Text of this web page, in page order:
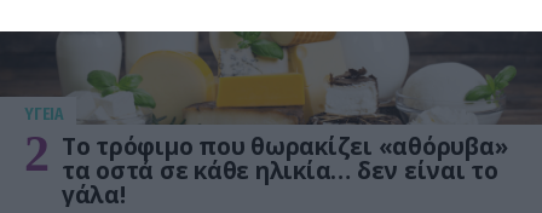
ΥΓΕΙΑ
2 Το τρόφιμο που θωρακίζει «αθόρυβα»
τα οστά σε κάθε ηλικία… δεν είναι το
γάλα!